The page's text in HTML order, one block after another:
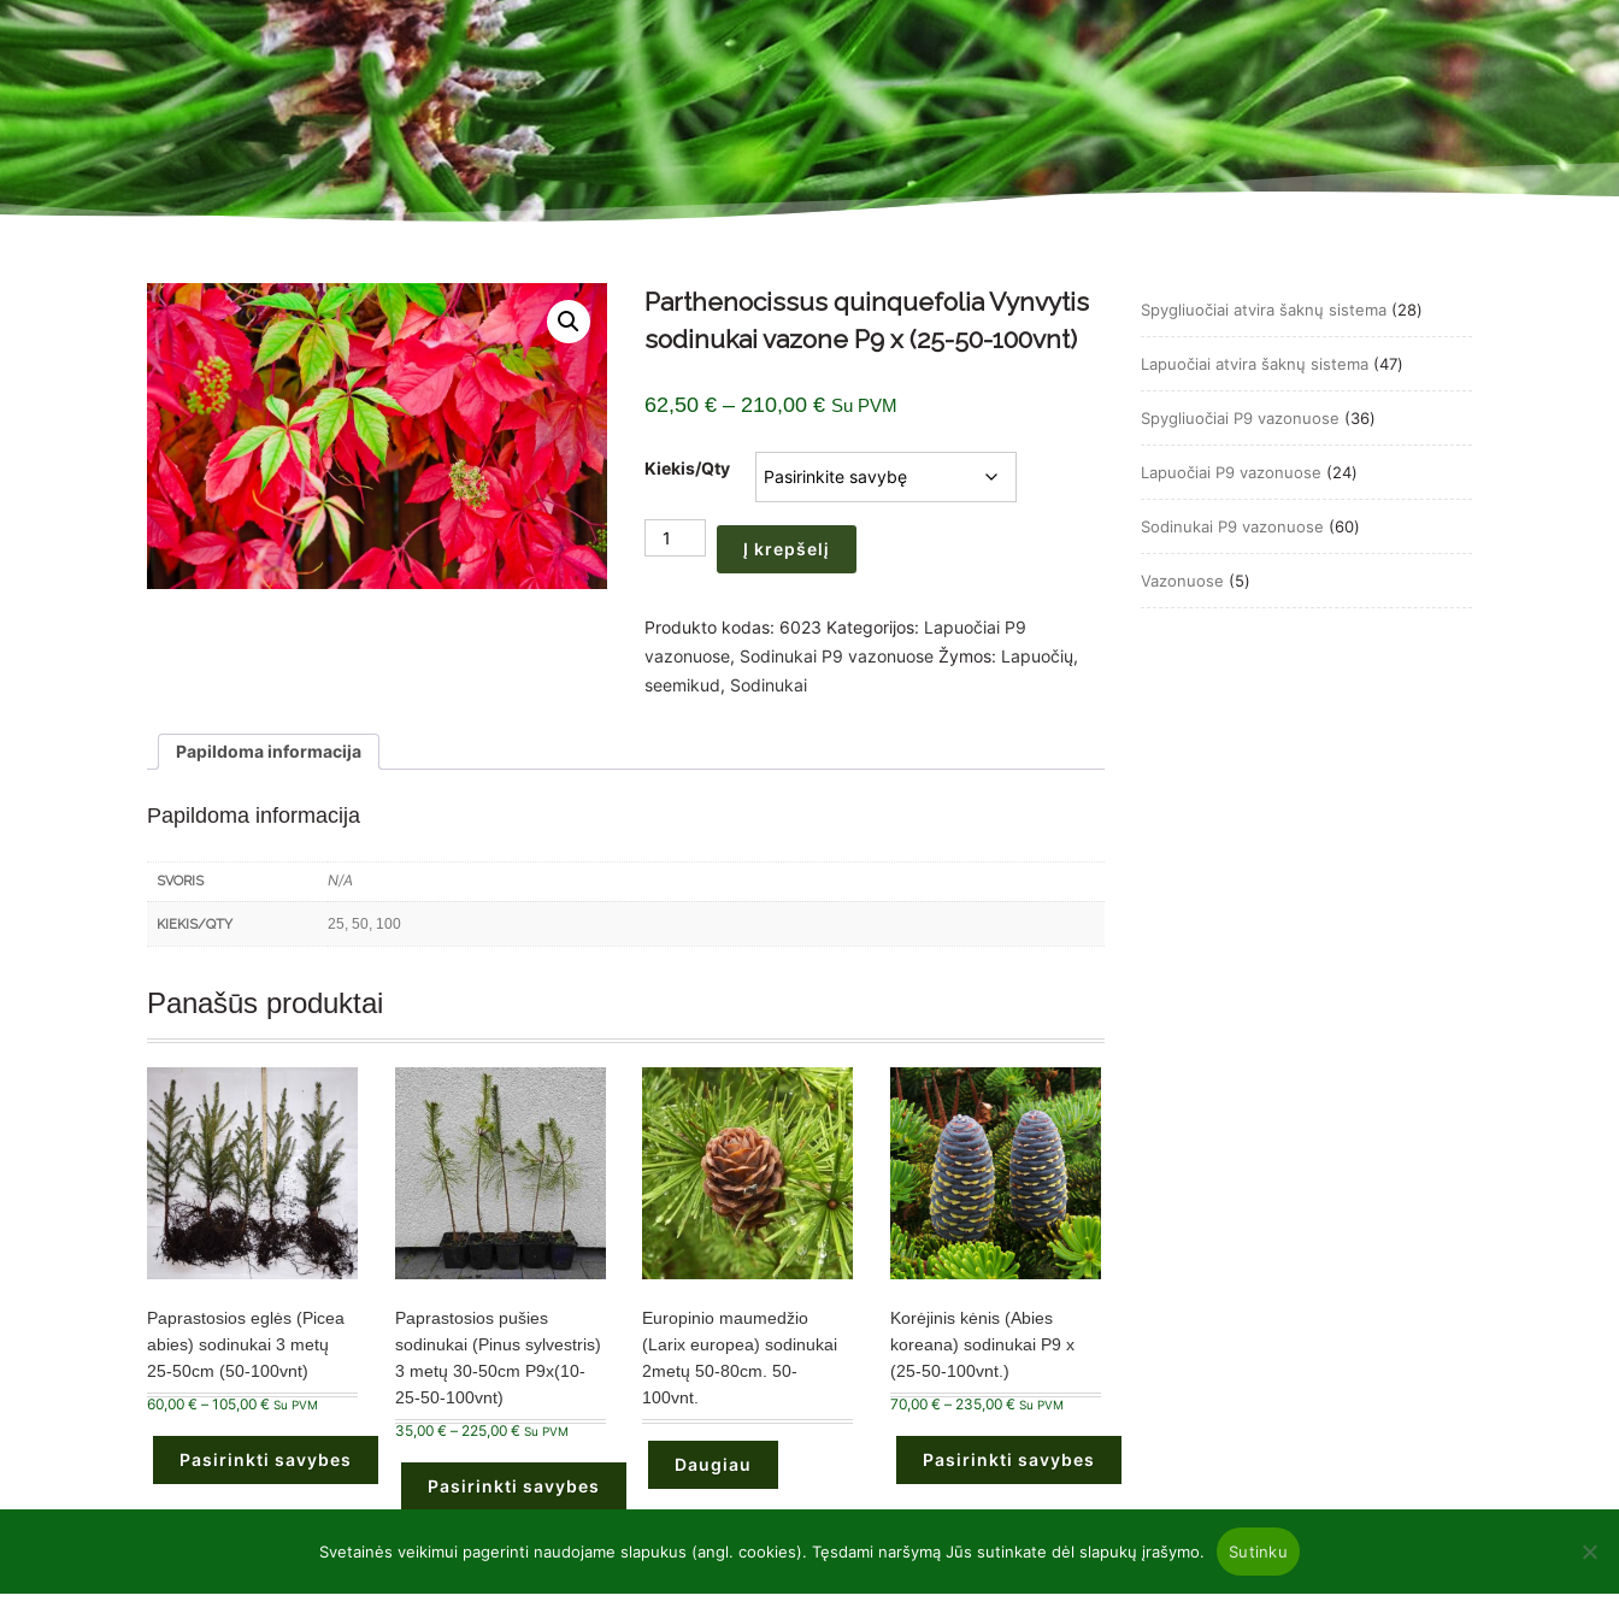
Parthenocissus quinquefolia Vynvytis
sodinukai vazone P9 x (25-50-100vnt)
62,50€ – 210,00€Price
62,50 €
210,00 €
Su PVM
Kiekis/Qty
produkto
kiekis:
quinquefolia
sodinukai
Į krepšelį
Produkto kodas: 6023 Kategorijos: Lapuočiai P9
vazonuose, Sodinukai P9 vazonuose Žymos: Lapuočių,
seemikud, Sodinukai
Papildoma informacija
Papildoma informacija
SVORIS N/A
KIEKIS/QTY 25, 50, 100
Panašūs produktai
Paprastosios eglės (Picea
abies) sodinukai 3 metų
25-50cm (50-100vnt)
60,00€ – 105,00€Price
105,00 €
Su PVM
Pasirinkti savybes
product
options
Paprastosios pušies
sodinukai (Pinus sylvestris)
3 metų 30-50cm P9x(10-
25-50-100vnt)
35,00€ – 225,00€Price
225,00 €
Su PVM
Pasirinkti savybes
has
variants.
Europinio maumedžio
(Larix europea) sodinukai
2metų 50-80cm. 50-
100vnt.
Daugiau
Korėjinis kėnis (Abies
koreana) sodinukai P9 x
(25-50-100vnt.)
70,00€ – 235,00€Price
235,00 €
Su PVM
Pasirinkti savybes
product
multiple
variants.
options
Spygliuočiai atvira šaknų sistema 2828
produktai
Lapuočiai atvira šaknų sistema 4747
produktai
Spygliuočiai P9 vazonuose
3636
produktai
Lapuočiai P9 vazonuose
2424
produktai
Sodinukai P9 vazonuose
6060
produktų
Vazonuose
55
produktai
Svetainės veikimui pagerinti naudojame slapukus (angl. cookies). Tęsdami naršymą Jūs sutinkate dėl slapukų įrašymo. Sutinku